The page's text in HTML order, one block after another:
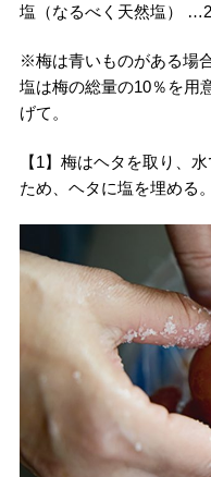
塩（なるべく天然塩）
※梅は青いものがある場
塩は梅の総量の10％を用
げて。
【1】梅はヘタを取り、
ため、ヘタに塩を埋める。